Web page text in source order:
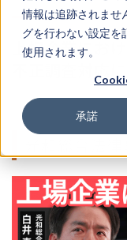
情報は追跡されませ
グを行わない設定を
使用されます。
承諾
上場企業にお
不正調査対応